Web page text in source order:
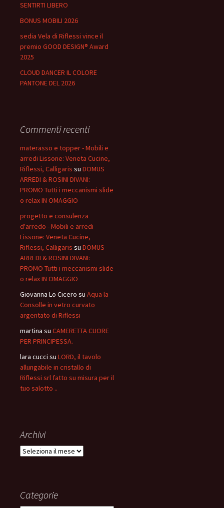
SENTIRTI LIBERO
BONUS MOBILI 2026
sedia Vela di Riflessi vince il
premio GOOD DESIGN® Award
2025
CLOUD DANCER IL COLORE
PANTONE DEL 2026
Commenti recenti
materasso e topper - Mobili e
arredi Lissone: Veneta Cucine,
Riflessi, Calligaris su DOMUS
ARREDI & ROSINI DIVANI:
PROMO Tutti i meccanismi slide
o relax IN OMAGGIO
progetto e consulenza
d'arredo - Mobili e arredi
Lissone: Veneta Cucine,
Riflessi, Calligaris su DOMUS
ARREDI & ROSINI DIVANI:
PROMO Tutti i meccanismi slide
o relax IN OMAGGIO
Giovanna Lo Cicero su Aqua la
Consolle in vetro curvato
argentato di Riflessi
martina su CAMERETTA CUORE
PER PRINCIPESSA.
lara cucci su LORD, il tavolo
allungabile in cristallo di
Riflessi srl fatto su misura per il
tuo salotto ..
Archivi
Archivi
Categorie